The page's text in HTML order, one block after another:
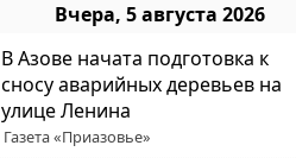
Вчера, 5 августа 2026
В Азове начата подготовка к
сносу аварийных деревьев на
улице Ленина
Газета «Приазовье»